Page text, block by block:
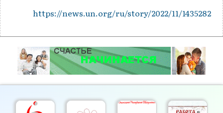
https://news.un.org/ru/story/2022/11/1435282